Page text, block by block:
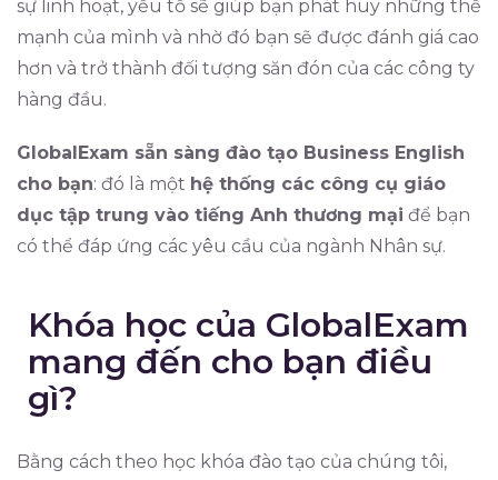
sự linh hoạt, yếu tố sẽ giúp bạn phát huy những thế
mạnh của mình và nhờ đó bạn sẽ được đánh giá cao
hơn và trở thành đối tượng săn đón của các công ty
hàng đầu.
GlobalExam sẵn sàng đào tạo Business English
cho bạn: đó là một hệ thống các công cụ giáo
dục tập trung vào tiếng Anh thương mại để bạn
có thể đáp ứng các yêu cầu của ngành Nhân sự.
Khóa học của GlobalExam
mang đến cho bạn điều
gì?
Bằng cách theo học khóa đào tạo của chúng tôi,